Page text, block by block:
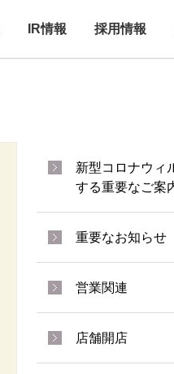
IR情報 採用情報
新型コロナウィ
する重要なご案
重要なお知らせ
営業関連
店舗開店